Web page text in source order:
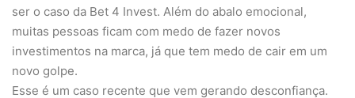
ser o caso da Bet 4 Invest. Além do abalo emocional,
muitas pessoas ficam com medo de fazer novos
investimentos na marca, já que tem medo de cair em um
novo golpe.
Esse é um caso recente que vem gerando desconfiança.